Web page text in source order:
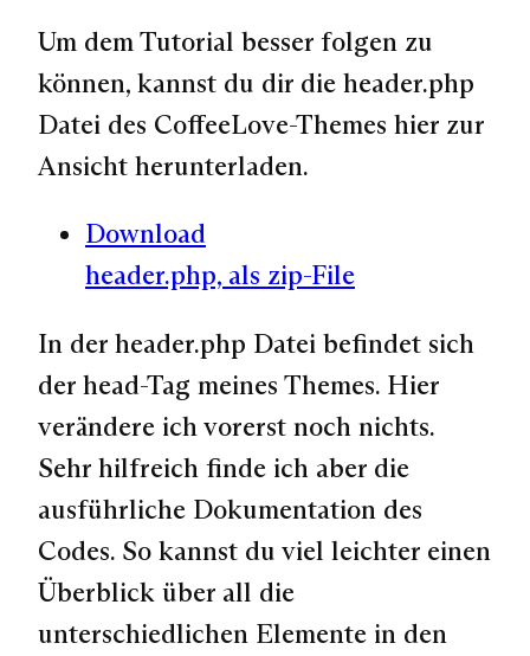
Um dem Tutorial besser folgen zu
können, kannst du dir die header.php
Datei des CoffeeLove-Themes hier zur
Ansicht herunterladen.
Download
header.php, als zip-File
In der header.php Datei befindet sich
der head-Tag meines Themes. Hier
verändere ich vorerst noch nichts.
Sehr hilfreich finde ich aber die
ausführliche Dokumentation des
Codes. So kannst du viel leichter einen
Überblick über all die
unterschiedlichen Elemente in den